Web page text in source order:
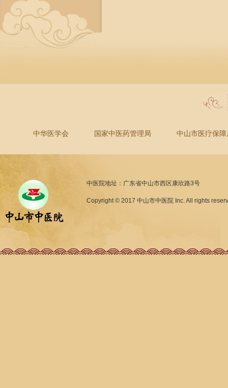
中华医学会 国家中医药管理局 中山市医疗保障
中医院地址：广东省中山市西区康欣路3号
Copyright © 2017 中山市中医院 Inc. All rights